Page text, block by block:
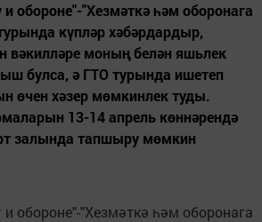
и обороне"-"Хезмәткә һәм оборонага
күпләр хәбәрдардыр,
вәкилләре моның белән яшьлек
булса, ә ГТО турында ишетеп
өчен хәзер мөмкинлек туды.
13-14 апрель көннәрендә
залында тапшыру мөмкин
и обороне"-"Хезмәткә һәм оборонага